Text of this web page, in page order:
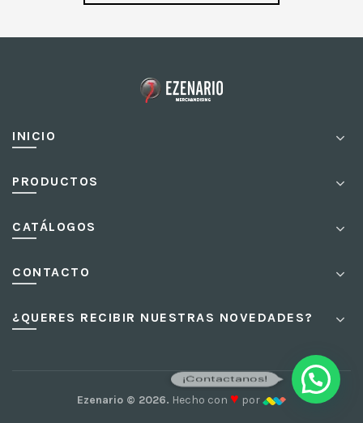
INICIO
PRODUCTOS
CATÁLOGOS
CONTACTO
¿QUERES RECIBIR NUESTRAS NOVEDADES?
Ezenario © 2026. Hecho con ♥ por
¡Contactanos!